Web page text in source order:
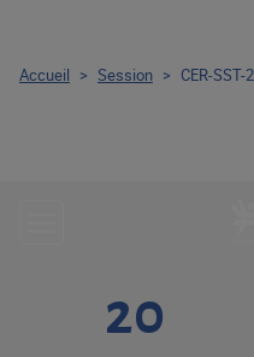
20
Accueil > Session > CER-SST-